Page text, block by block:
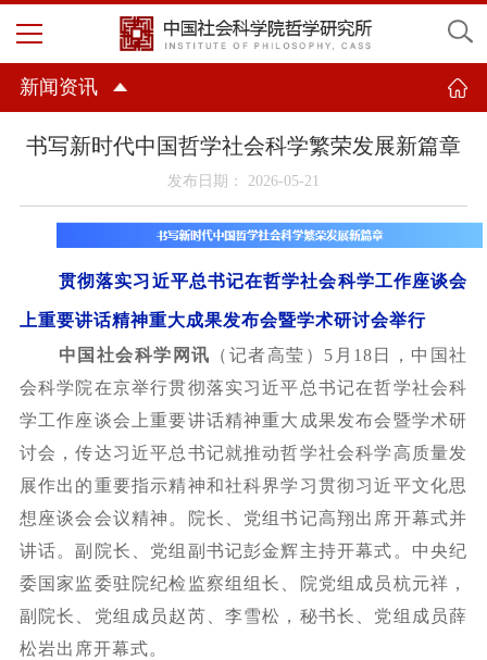
新闻资讯
书写新时代中国哲学社会科学繁荣发展新篇章
发布日期： 2026-05-21
贯彻落实习近平总书记在哲学社会科学工作座谈会
上重要讲话精神重大成果发布会暨学术研讨会举行
中国社会科学网讯 （记者高莹） 5月18日，中国社
会科学院在京举行贯彻落实习近平总书记在哲学社会科
学工作座谈会上重要讲话精神重大成果发布会暨学术研
讨会，传达习近平总书记就推动哲学社会科学高质量发
展作出的重要指示精神和社科界学习贯彻习近平文化思
想座谈会会议精神。院长、党组书记高翔出席开幕式并
讲话。副院长、党组副书记彭金辉主持开幕式。中央纪
委国家监委驻院纪检监察组组长、院党组成员杭元祥，
副院长、党组成员赵芮、李雪松，秘书长、党组成员薛
松岩出席开幕式。